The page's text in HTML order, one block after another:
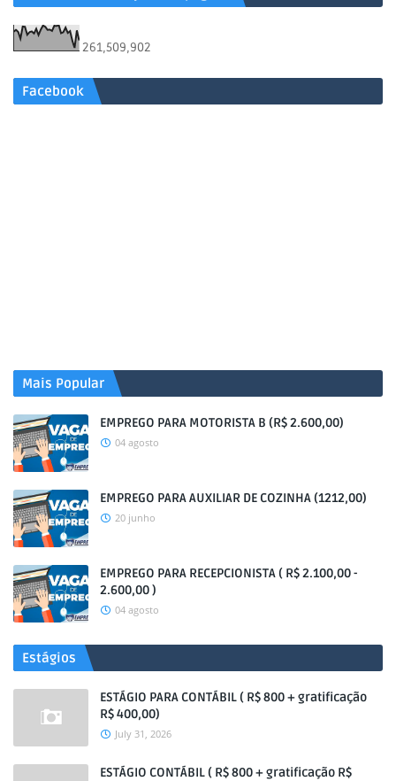
261,509,902
Facebook
Mais Popular
EMPREGO PARA MOTORISTA B (R$ 2.600,00)
04 agosto
EMPREGO PARA AUXILIAR DE COZINHA (1212,00)
20 junho
EMPREGO PARA RECEPCIONISTA ( R$ 2.100,00 -
2.600,00 )
04 agosto
Estágios
ESTÁGIO PARA CONTÁBIL ( R$ 800 + gratificação
R$ 400,00)
July 31, 2026
ESTÁGIO CONTÁBIL ( R$ 800 + gratificação R$